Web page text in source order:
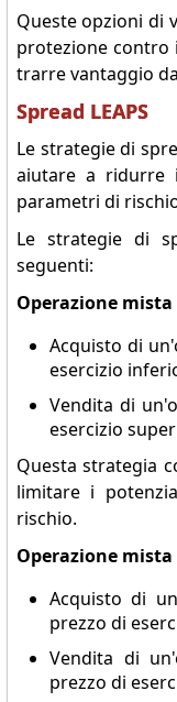
Queste opzioni di
protezione contro
trarre vantaggio
Spread LEAPS
Le strategie di
aiutare a ridurre
parametri di
Le strategie di
seguenti:
Operazione
Acquisto di
esercizio
Vendita di
esercizio
Questa strategia
limitare i
rischio.
Operazione
Acquisto di
prezzo di
Vendita di
prezzo di